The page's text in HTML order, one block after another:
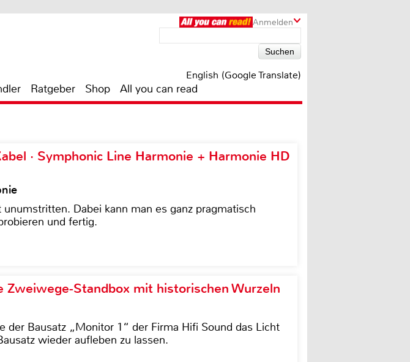
Anmelden
English (Google Translate)
Ratgeber Shop All you can read
· Symphonic Line Harmonie + Harmonie HD
unumstritten. Dabei kann man es ganz pragmatisch
und fertig.
Zweiwege-Standbox mit historischen Wurzeln
der Bausatz „Monitor 1“ der Firma Hifi Sound das Licht
wieder aufleben zu lassen.